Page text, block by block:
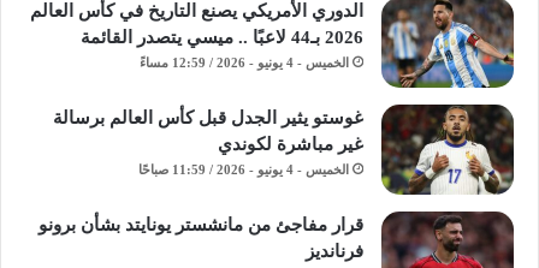
الدوري الأمريكي يصنع التاريخ في كأس العالم
2026 بـ44 لاعبًا .. ميسي يتصدر القائمة
الخميس - 4 يونيو - 2026 / 12:59 مساءً
غوستو يثير الجدل قبل كأس العالم برسالة
غير مباشرة لكوندي
الخميس - 4 يونيو - 2026 / 11:59 صباحًا
قرار مفاجئ من مانشستر يونايتد بشأن برونو
فرنانديز